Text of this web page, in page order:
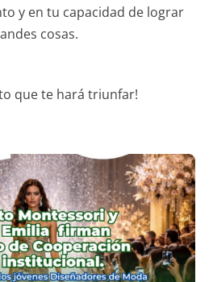
y en tu capacidad de lograr
cosas.
que te hará triunfar!